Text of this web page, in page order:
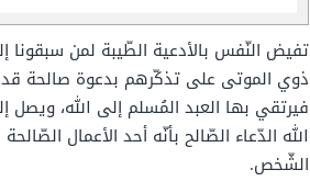
تفيض النّفس بالأدعية الطّيبة لمن
ذوي الموتى على تذكّرهم بدعوة صالحة قد
فيرتقي بها العبد المُسلم إلى الله، ويصل
الله الدّعاء الصّالح بأنّه أحد الأعمال
الشّخص.